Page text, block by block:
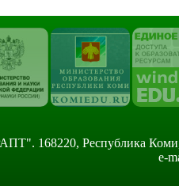
168220, Республика Коми,
e-